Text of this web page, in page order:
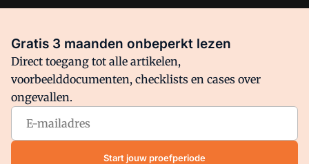
Facebook
Arbo is onderdeel van VMN media. Lees inons manifestwaar
VMN media voor staat. Op gebruik van deze site zijn de
volgende regelingen van toepassing:Algemene Voorwaarden
Privacy en Cookie beleid|Privacy instellingen
Gratis 3 maanden onbeperkt lezen
Direct toegang tot alle artikelen,
voorbeelddocumenten, checklists en cases over
ongevallen.
Start jouw proefperiode